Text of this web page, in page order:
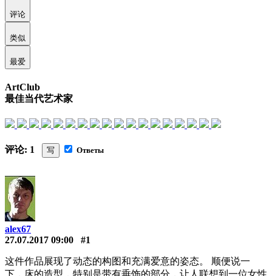
评论
类似
最爱
ArtClub
最佳当代艺术家
评论: 1 写 Ответы
alex67
27.07.2017 09:00
#1
这件作品展现了动态的构图和充满爱意的姿态。 顺便说一